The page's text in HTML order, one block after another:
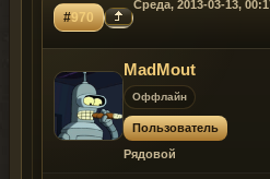
#970
Среда, 2013-03-13,
MadMout
Оффлайн
Пользователь
Рядовой